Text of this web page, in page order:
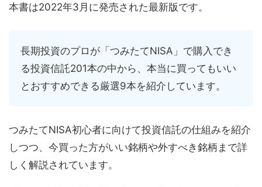
本書は2022年3月に発売された最新版です。
長期投資のプロが「つみたてNISA」で購入でき
る投資信託201本の中から、本当に買ってもいい
とおすすめできる厳選9本を紹介しています。
つみたてNISA初心者に向けて投資信託の仕組みを紹介
しつつ、今買った方がいい銘柄や外すべき銘柄まで詳
しく解説されています。